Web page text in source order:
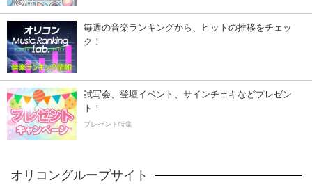
毎週の音楽ランキングから、ヒットの推移をチェッ
ク！
試写会、登壇イベント、サインチェキなどプレゼン
ト！
プレゼント特集
オリコングループサイト